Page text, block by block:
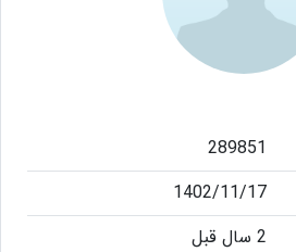
289851
1402/11/17
2 سال قبل